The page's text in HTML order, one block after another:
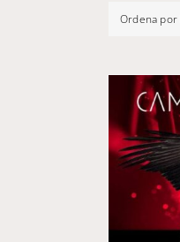
Ordena por